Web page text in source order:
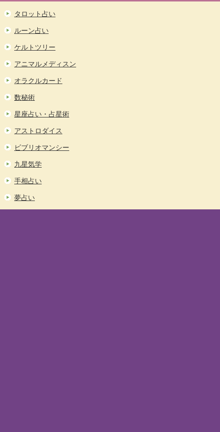
タロット占い
ルーン占い
ケルトツリー
アニマルメディスン
オラクルカード
数秘術
星座占い・占星術
アストロダイス
ビブリオマンシー
九星気学
手相占い
夢占い